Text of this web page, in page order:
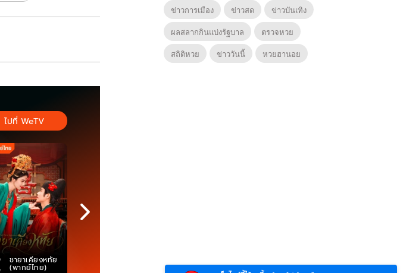
ชายาเคียงหทัย
(พากย์ไทย) ภูตถังซาน ภูตถังซาน 2 พบเ
ไปที่ WeTV
ข่าวการเมือง
ข่าวสด
ข่าวบันเทิง
ผลสลากกินแบ่งรัฐบาล
ตรวจหวย
สถิติหวย
ข่าววันนี้ หวยฮานอย